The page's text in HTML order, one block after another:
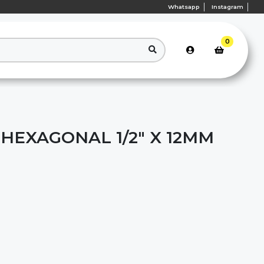
Whatsapp Instagram
0
1/2" X 12MM